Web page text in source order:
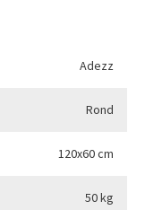
Adezz
Rond
120x60 cm
50 kg